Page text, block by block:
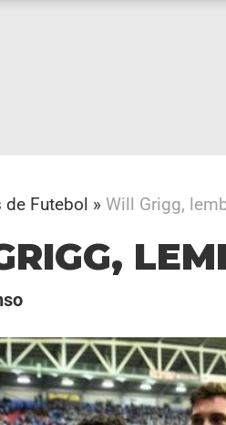
de Futebol » Will Grigg,